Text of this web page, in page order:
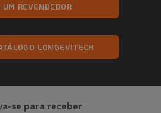
UM REVENDEDOR
LONGEVITECH
se para receber